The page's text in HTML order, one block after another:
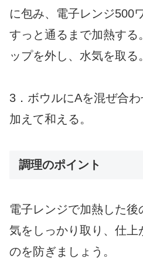
に包み、電子レンジ500
すっと通るまで加熱する
ップを外し、水気を取る。
3．ボウルにAを混ぜ合
加えて和える。
調理のポイント
電子レンジで加熱した
気をしっかり取り、仕上
のを防ぎましょう。